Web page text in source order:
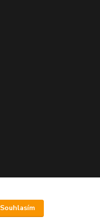
Souhlasím